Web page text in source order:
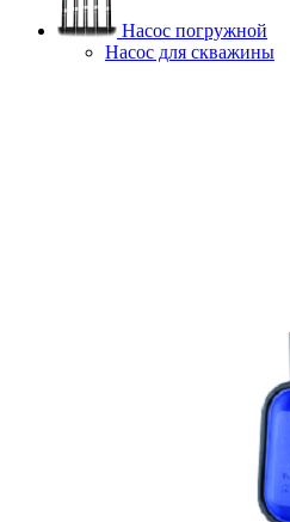
Насос погружной
Насос для скважины